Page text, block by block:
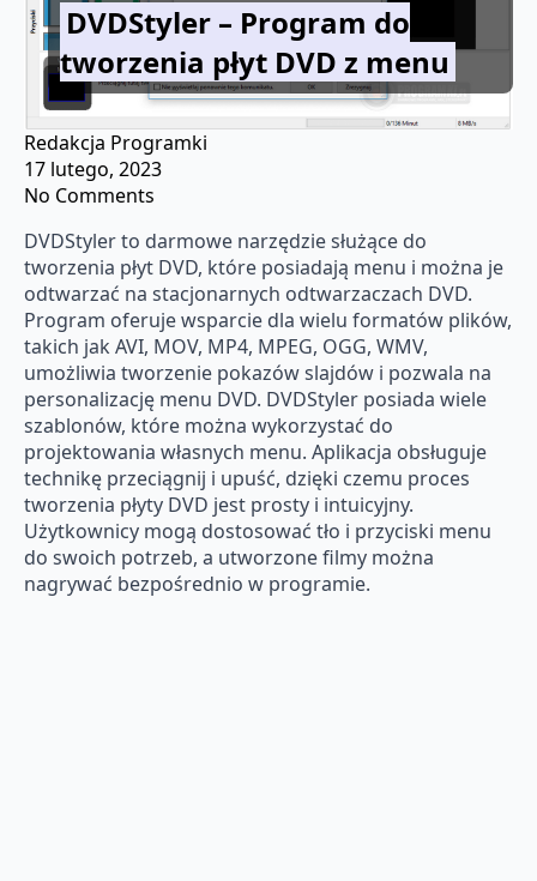
DVDStyler – Program do
tworzenia płyt DVD z menu
Redakcja Programki
17 lutego, 2023
No Comments
DVDStyler to darmowe narzędzie służące do
tworzenia płyt DVD, które posiadają menu i można je
odtwarzać na stacjonarnych odtwarzaczach DVD.
Program oferuje wsparcie dla wielu formatów plików,
takich jak AVI, MOV, MP4, MPEG, OGG, WMV,
umożliwia tworzenie pokazów slajdów i pozwala na
personalizację menu DVD. DVDStyler posiada wiele
szablonów, które można wykorzystać do
projektowania własnych menu. Aplikacja obsługuje
technikę przeciągnij i upuść, dzięki czemu proces
tworzenia płyty DVD jest prosty i intuicyjny.
Użytkownicy mogą dostosować tło i przyciski menu
do swoich potrzeb, a utworzone filmy można
nagrywać bezpośrednio w programie.